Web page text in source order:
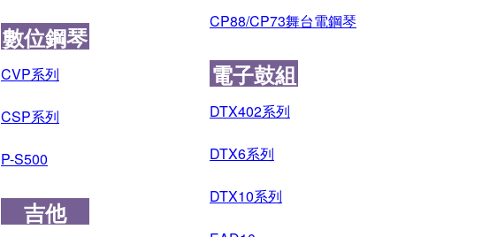
數位鋼琴
CVP系列
CSP系列
P-S500
吉他
CP88/CP73舞台電鋼琴
電子鼓組
DTX402系列
DTX6系列
DTX10系列